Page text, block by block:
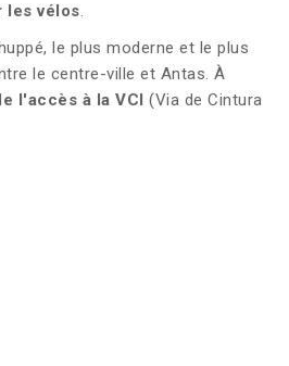
les vélos.
le plus moderne et le plus
le centre-ville et Antas. À
l'accès à la VCI (Via de Cintura